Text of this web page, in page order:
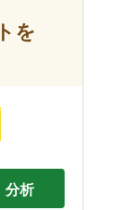
を
分析